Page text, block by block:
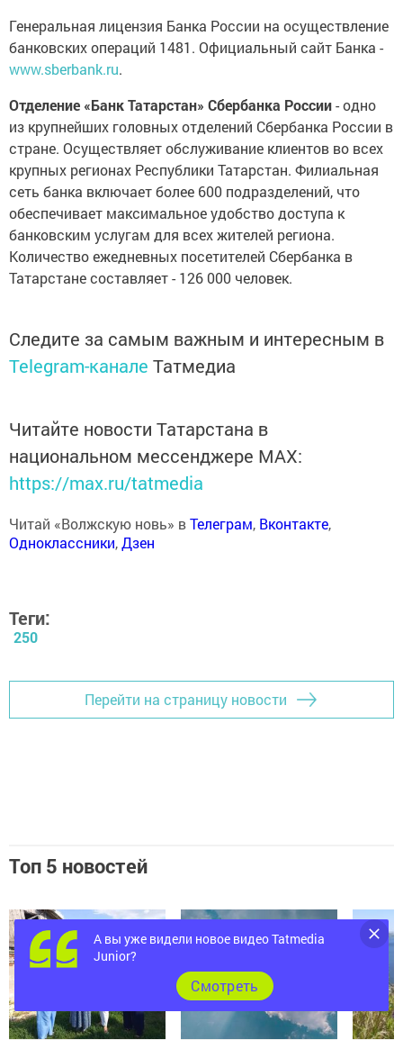
Генеральная лицензия Банка России на осуществление
банковских операций 1481. Официальный сайт Банка -
www.sberbank.ru.
Отделение «Банк Татарстан» Сбербанка России- одно
из крупнейших головных отделений Сбербанка России в
стране. Осуществляет обслуживание клиентов во всех
крупных регионах Республики Татарстан. Филиальная
сеть банка включает более 600 подразделений, что
обеспечивает максимальное удобство доступа к
банковским услугам для всех жителей региона.
Количество ежедневных посетителей Сбербанка в
Татарстане составляет - 126 000 человек.
Следите за самым важным и интересным в
Telegram-канале Татмедиа
Читайте новости Татарстана в
национальном мессенджере MАХ:
https://max.ru/tatmedia
Читай «Волжскую новь» вТелеграм, Вконтакте,
Одноклассники,Дзен
Теги:
250
Перейти на страницу новости
Топ 5 новостей
А вы уже видели новое видео Tatmedia
Junior?
Cмотреть